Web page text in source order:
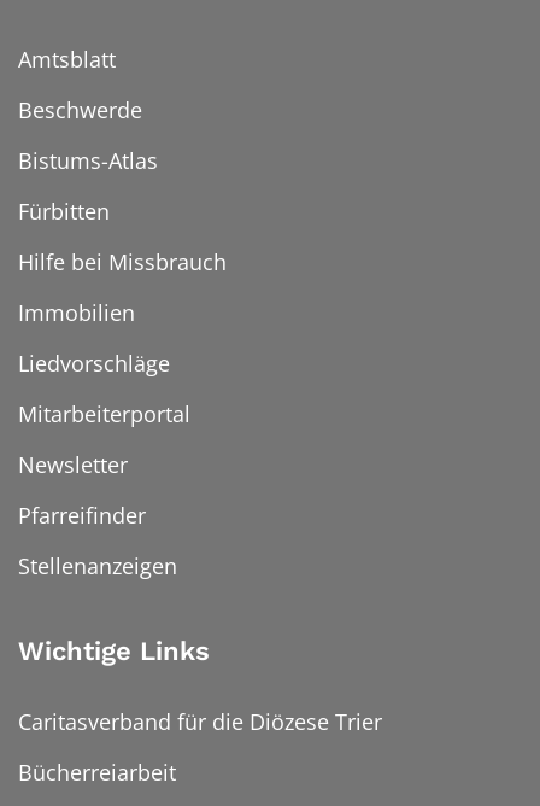
Amtsblatt
Beschwerde
Bistums-Atlas
Fürbitten
Hilfe bei Missbrauch
Immobilien
Liedvorschläge
Mitarbeiterportal
Newsletter
Pfarreifinder
Stellenanzeigen
Wichtige Links
Caritasverband für die Diözese Trier
Bücherreiarbeit